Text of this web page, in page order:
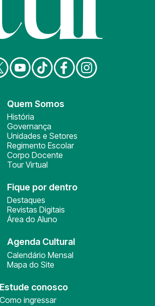
Quem Somos
História
Governança
Unidades e Setores
Regimento Escolar
Corpo Docente
Tour Virtual
Fique por dentro
Destaques
Revistas Digitais
Área do Aluno
Agenda Cultural
Calendário Mensal
Mapa do Site
Estude conosco
Como ingressar